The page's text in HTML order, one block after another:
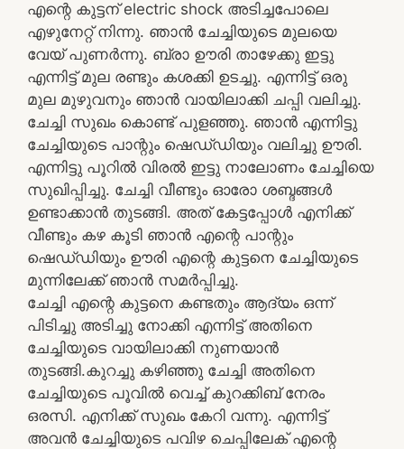
എന്റെ കുട്ടന് electric shock അടിച്ചപോലെ
എഴുനേറ്റ് നിന്നു. ഞാൻ ചേച്ചിയുടെ മുലയെ
വേയ് പുണർന്നു. ബ്രാ ഊരി താഴേക്കു ഇട്ടു
എന്നിട്ട് മുല രണ്ടും കശക്കി ഉടച്ചു. എന്നിട്ട് ഒരു
മുല മുഴുവനും ഞാൻ വായിലാക്കി ചപ്പി വലിച്ചു.
ചേച്ചി സുഖം കൊണ്ട് പുളഞ്ഞു. ഞാൻ എന്നിട്ടു
ചേച്ചിയുടെ പാന്റും ഷെഡ്‌ഡിയും വലിച്ചു ഊരി.
എന്നിട്ടു പൂറിൽ വിരൽ ഇട്ടു നാലോണം ചേച്ചിയെ
സുഖിപ്പിച്ചു. ചേച്ചി വീണ്ടും ഓരോ ശബ്ദങ്ങൾ
ഉണ്ടാക്കാൻ തുടങ്ങി. അത് കേട്ടപ്പോൾ എനിക്ക്
വീണ്ടും കഴ കൂടി ഞാൻ എന്റെ പാന്റും
ഷെഡ്‌ഡിയും ഊരി എന്റെ കുട്ടനെ ചേച്ചിയുടെ
മുന്നിലേക്ക് ഞാൻ സമർപ്പിച്ചു.
ചേച്ചി എന്റെ കുട്ടനെ കണ്ടതും ആദ്യം ഒന്ന്
പിടിച്ചു അടിച്ചു നോക്കി എന്നിട്ട് അതിനെ
ചേച്ചിയുടെ വായിലാക്കി നുണയാൻ
തുടങ്ങി.കുറച്ചു കഴിഞ്ഞു ചേച്ചി അതിനെ
ചേച്ചിയുടെ പൂവിൽ വെച്ച് കുറക്കിബ് നേരം
ഒരസി. എനിക്ക് സുഖം കേറി വന്നു. എന്നിട്ട്
അവൻ ചേച്ചിയുടെ പവിഴ ചെപ്പിലേക് എന്റെ